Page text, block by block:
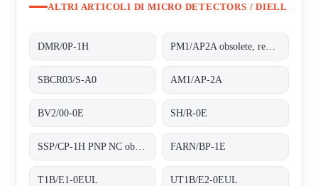
ALTRI ARTICOLI DI MICRO DETECTORS / DIELL
DMR/0P-1H
SBCR03/S-A0 AM1/AP-2A
BV2/00-0E SH/R-0E
FARN/BP-1E
T1B/E1-0EUL UT1B/E2-0EUL